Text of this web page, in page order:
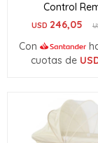
Control
USD 246,05
Con
cuotas de